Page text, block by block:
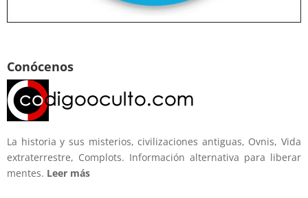
Conócenos
La historia y sus misterios, civilizaciones antiguas, Ovnis, Vida
extraterrestre, Complots. Información alternativa para liberar
mentes. Leer más